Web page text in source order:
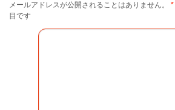
メールアドレスが公開されることはありません。 *
目です